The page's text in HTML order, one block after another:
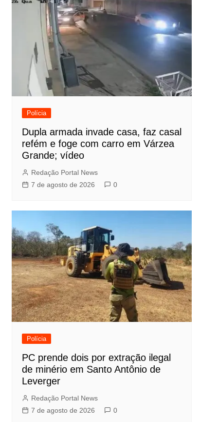
Polícia
Dupla armada invade casa, faz casal
refém e foge com carro em Várzea
Grande; vídeo
Redação Portal News
7 de agosto de 2026
0
Polícia
PC prende dois por extração ilegal
de minério em Santo Antônio de
Leverger
Redação Portal News
7 de agosto de 2026
0